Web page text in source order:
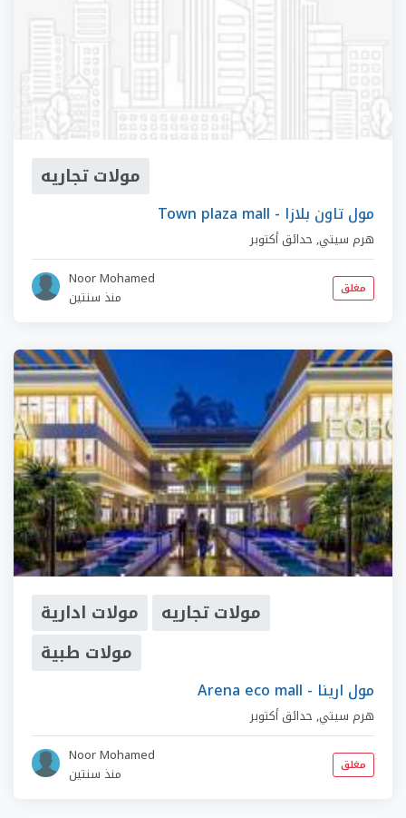
مولات تجاريه
Town plaza mall - مول تاون بلازا
هرم سيتي, حدائق أكتوبر
Noor Mohamed
منذ سنتين
مغلق
مولات ادارية
مولات تجاريه
مولات طبية
Arena eco mall - مول ارينا
هرم سيتي, حدائق أكتوبر
Noor Mohamed
منذ سنتين
مغلق